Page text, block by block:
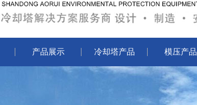
产品展示 冷却塔产品 模压产品